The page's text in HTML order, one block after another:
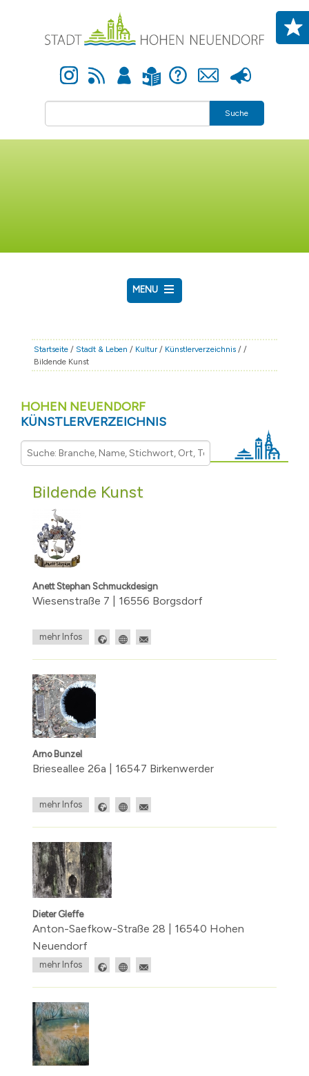
Instagram Newsfeed Anmelden Leichte Sprache Hilfe Kontakt Presse
Suche
MENU
RATHAUS & POLITIK
BÜRGERSERVICE
TOURISMUS
BAUEN & WIRTSCHAFT
Startseite /Stadt & Leben / Kultur/ Künstlerverzeichnis / /
Bildende Kunst
HOHEN NEUENDORF
KÜNSTLERVERZEICHNIS
Bildende Kunst
Anett Stephan Schmuckdesign
Wiesenstraße 7 | 16556 Borgsdorf
mehr Infos
Arno Bunzel
Brieseallee 26a | 16547 Birkenwerder
mehr Infos
Dieter Gleffe
Anton-Saefkow-Straße 28 | 16540 Hohen
Neuendorf
mehr Infos